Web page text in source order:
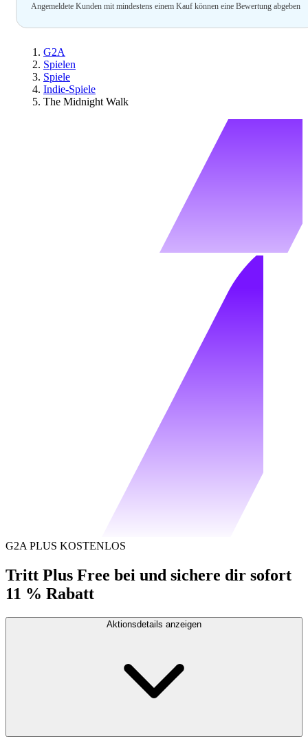
Angemeldete Kunden mit mindestens einem Kauf können eine Bewertung abgeben
G2A
Spielen
Spiele
Indie-Spiele
The Midnight Walk
G2A PLUS KOSTENLOS
Tritt Plus Free bei und sichere dir sofort
11 % Rabatt
Aktionsdetails anzeigen